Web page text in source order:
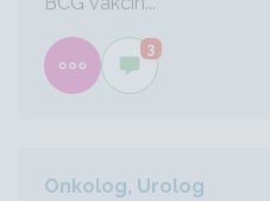
3
Onkolog, Urolog